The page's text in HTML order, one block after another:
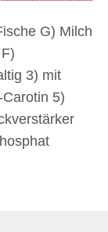
G) Milch
3) mit
5)